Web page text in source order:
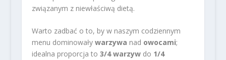
związanym z niewłaściwą dietą.
Warto zadbać o to, by w naszym codziennym
menu dominowały warzywa nad owocami;
idealna proporcja to 3/4 warzywdo 1/4